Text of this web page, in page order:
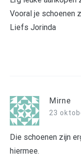
Vooral je schoenen
Liefs Jorinda
Mirne
23
Die schoenen zijn
hiermee.